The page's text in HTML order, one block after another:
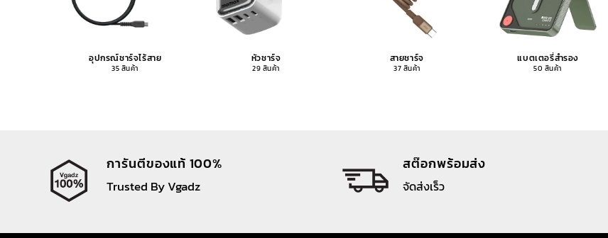
อุปกรณ์ชาร์จไร้สาย
35 สินค้า
หัวชาร์จ
29 สินค้า
สายชาร์จ
37 สินค้า
แบตเตอรี่สำรอง
50 สินค้า
การันตีของแท้ 100%
Trusted By Vgadz
สต๊อกพร้อมส่ง
จัดส่งเร็ว